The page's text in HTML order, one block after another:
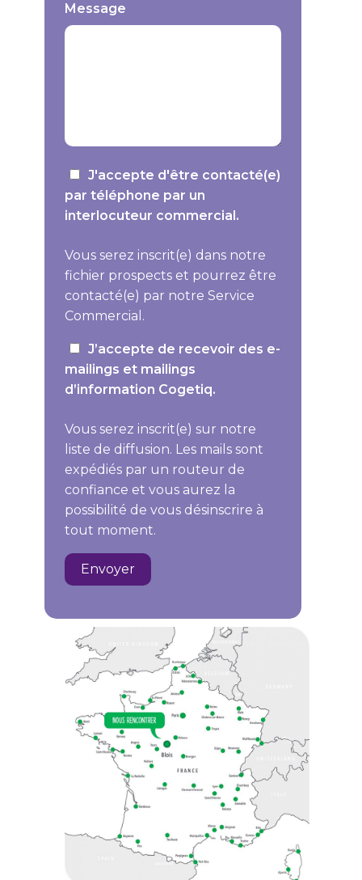
Message
J'accepte d'être contacté(e)
par téléphone par un
interlocuteur commercial.
Vous serez inscrit(e) dans notre
fichier prospects et pourrez être
contacté(e) par notre Service
Commercial.
J’accepte de recevoir des e-
mailings et mailings
d’information Cogetiq.
Vous serez inscrit(e) sur notre
liste de diffusion. Les mails sont
expédiés par un routeur de
confiance et vous aurez la
possibilité de vous désinscrire à
tout moment.